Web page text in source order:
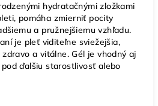
hydratačnými zložkami
pomáha zmierniť pocity
a pružnejšiemu vzhľadu.
je pleť viditeľne sviežejšia,
a vitálne. Gél je vhodný aj
ďalšiu starostlivosť alebo